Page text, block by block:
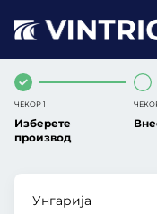
ЧЕКОР 1
Изберете
производ
Унгарија